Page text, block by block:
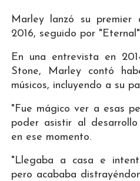
Marley lanzó su premier
2016, seguido por
En una entrevista en
Stone, Marley contó
músicos, incluyendo a su
"Fue mágico ver a esas
poder asistir al
en ese momento.
"Llegaba a casa e
pero acababa